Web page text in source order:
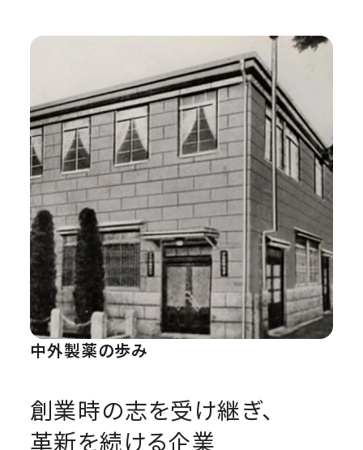
中外製薬の歩み
創業時の志を受け継ぎ、
革新を続ける企業